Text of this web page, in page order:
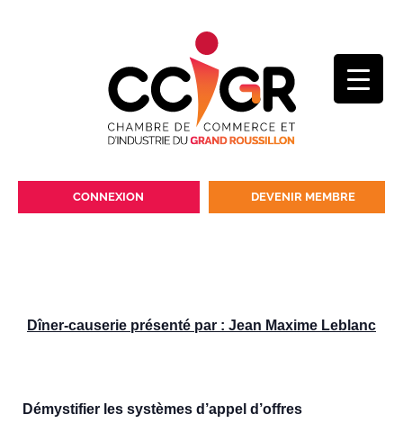
CONNEXION DEVENIR MEMBRE
Dîner-causerie présenté par : Jean Maxime Leblanc
Démystifier les systèmes d’appel d’offres